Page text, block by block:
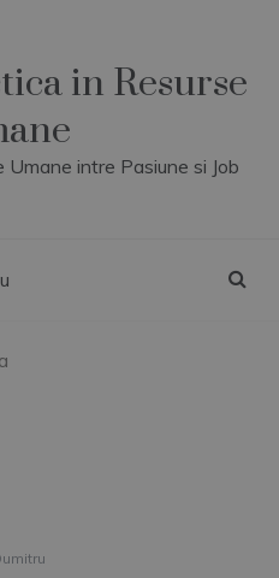
in Resurse
intre Pasiune si Job